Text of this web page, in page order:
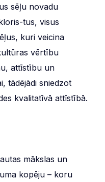
sēļu novadu
tus, visus
kuri veicina
vērtību
attīstību un
tādējādi sniedzot
kvalitatīvā attīstībā.
mākslas un
kopēju – koru